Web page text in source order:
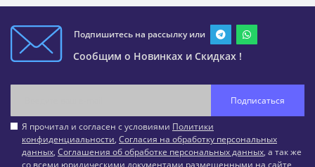
Подпишитесь на рассылку или
Сообщим о Новинках и Скидках !
Подписаться
Я прочитал и согласен с условиями Политики
конфиденциальности, Согласия на обработку персональных
данных, Соглашения об обработке персональных данных, а так же